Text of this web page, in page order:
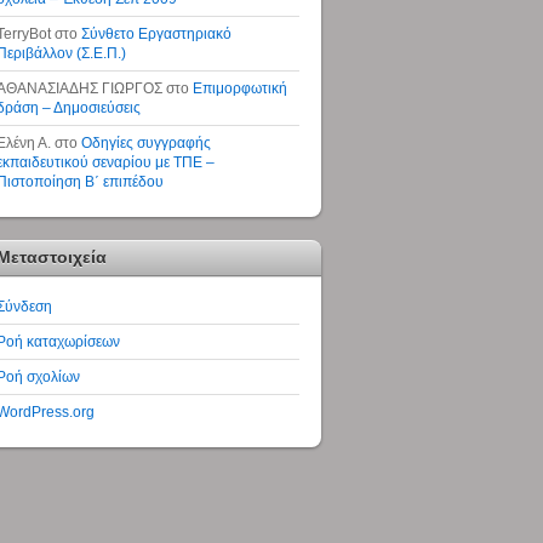
στο Σύνθετο Εργαστηριακό
(Σ.Ε.Π.)
ΓΙΩΡΓΟΣ στο Επιμορφωτική
– Δημοσιεύσεις
Α. στο Οδηγίες συγγραφής
σεναρίου με ΤΠΕ –
Β΄ επιπέδου
καταχωρίσεων
σχολίων